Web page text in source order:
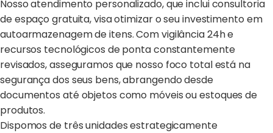
Nosso atendimento personalizado, que inclui consultoria
de espaço gratuita, visa otimizar o seu investimento em
autoarmazenagem de itens. Com vigilância 24h e
recursos tecnológicos de ponta constantemente
revisados, asseguramos que nosso foco total está na
segurança dos seus bens, abrangendo desde
documentos até objetos como móveis ou estoques de
produtos.
Dispomos de três unidades estrategicamente